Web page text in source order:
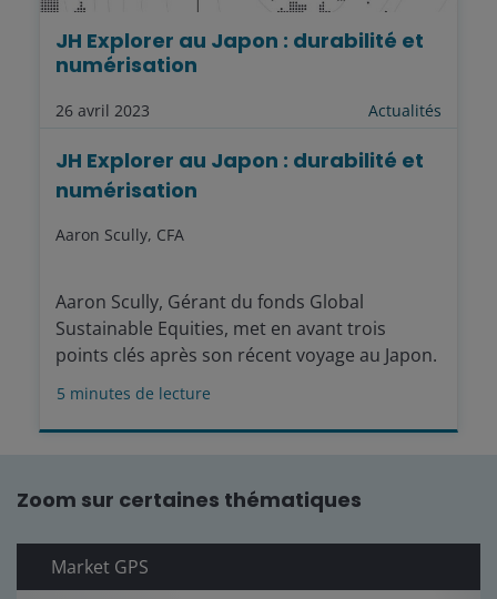
26 avril 2023 Actualités
JH Explorer au Japon : durabilité et
numérisation
JH Explorer au Japon : durabilité et
numérisation
Aaron Scully, CFA
Aaron Scully, Gérant du fonds Global
Sustainable Equities, met en avant trois
points clés après son récent voyage au Japon.
5 minutes de lecture
Zoom sur certaines thématiques
Market GPS